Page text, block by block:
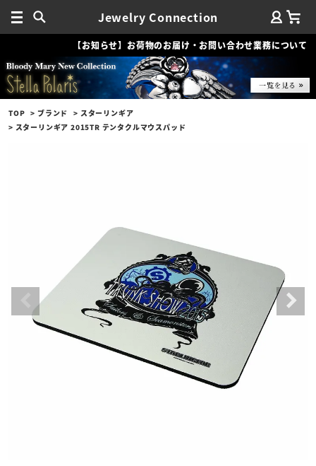
Jewelry Connection
【お知らせ】お荷物のお届け・お問い合わせ業務について
TOP ブランド
スターリンギア
スターリンギア 2015TR テンタクルマウスパッド